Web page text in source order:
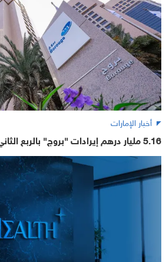
أخبار الإمارات
5.16 مليار درهم إيرادات "بروج" بالربع الثاني من 2026